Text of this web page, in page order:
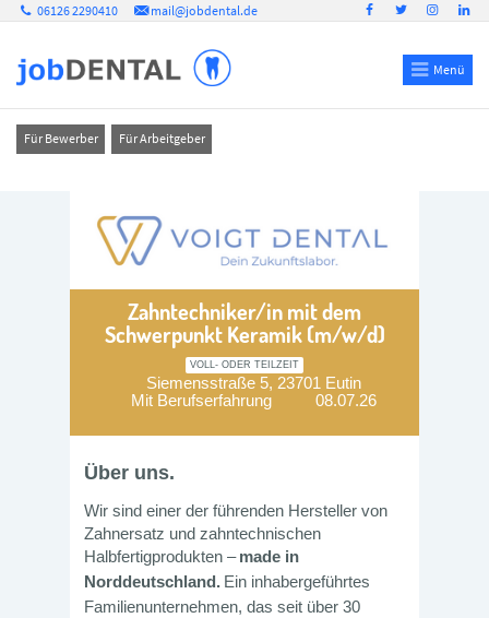
06126 2290410 mail@jobdental.de
Menü
Für Bewerber Für Arbeitgeber